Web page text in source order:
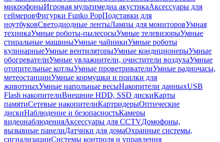
микрофоныИгровая мультимедиа акустикаАксессуары для
геймеровФигурки Funko PopПодставки для
ноутбуковСветодиодные лентыЛампы для мониторовУмная
техникаУмные роботы-пылесосыУмные телевизорыУмные
стиральные машиныУмные чайникиУмные роботы
кулинарныеУмные вентиляторыУмные кондиционерыУмные
обогревателиУмные увлажнители, очистители воздухаУмные
отопительные котлыУмные проветривателиУмные радиочасы,
метеостанцииУмные кормушки и поилки для
животныхУмные напольные весыНакопители данныхUSB
Flash накопителиВнешние HDD, SSD дискиКарты
памятиСетевые накопителиКартридерыОптические
дискиНаблюдение и безопасностьКамеры
видеонаблюденияАксессуары для CCTVДомофоны,
вызывные панелиДатчики для домаОхранные системы,
сигнализацииСистемы контроля и управления